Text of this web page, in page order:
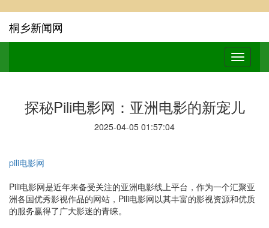
桐乡新闻网
探秘Pili电影网：亚洲电影的新宠儿
2025-04-05 01:57:04
pili电影网
Pili电影网是近年来备受关注的亚洲电影线上平台，作为一个汇聚亚
洲各国优秀影视作品的网站，Pili电影网以其丰富的影视资源和优质
的服务赢得了广大影迷的青睐。